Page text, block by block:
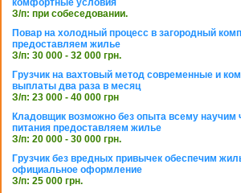
З/п: при собеседовании.
Повар на холодный процесс в загородный
предоставляем жилье
З/п: 30 000 - 32 000 грн.
Грузчик на вахтовый метод современные и
выплаты два раза в месяц
З/п: 23 000 - 40 000 грн
Кладовщик возможно без опыта всему научим
питания предоставляем жилье
З/п: 20 000 - 30 000 грн.
Грузчик без вредных привычек обеспечим
официальное оформление
З/п: 25 000 грн.